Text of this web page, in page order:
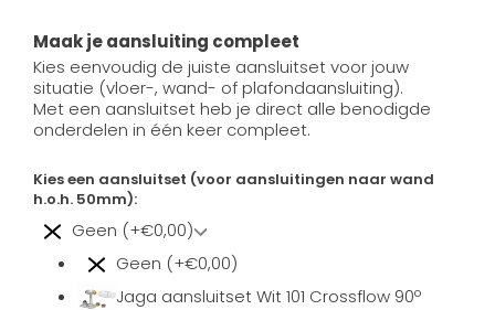
Maak je aansluiting compleet
Kies eenvoudig de juiste aansluitset voor jouw
situatie (vloer-, wand- of plafondaansluiting).
Met een aansluitset heb je direct alle benodigde
onderdelen in één keer compleet.
Kies een aansluitset (voor aansluitingen naar wand
h.o.h. 50mm):
Geen (+€0,00)
Geen (+€0,00)
Jaga aansluitset Wit 101 Crossflow 90º